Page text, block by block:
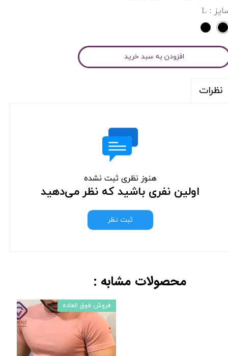
: L
افزودن به سبد خرید
نظرات
هنوز نظری ثبت نشده
اولین نفری باشید که نظر می‌دهید
ثبت نظر
فروش فوق العاده
محصولات مشابه :